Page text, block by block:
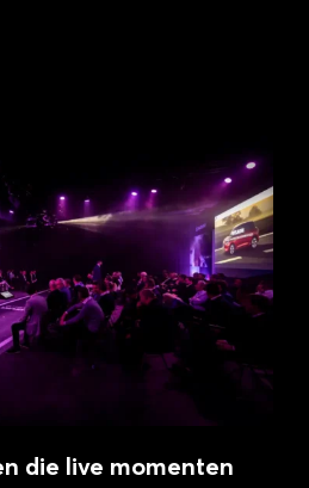
die live momenten